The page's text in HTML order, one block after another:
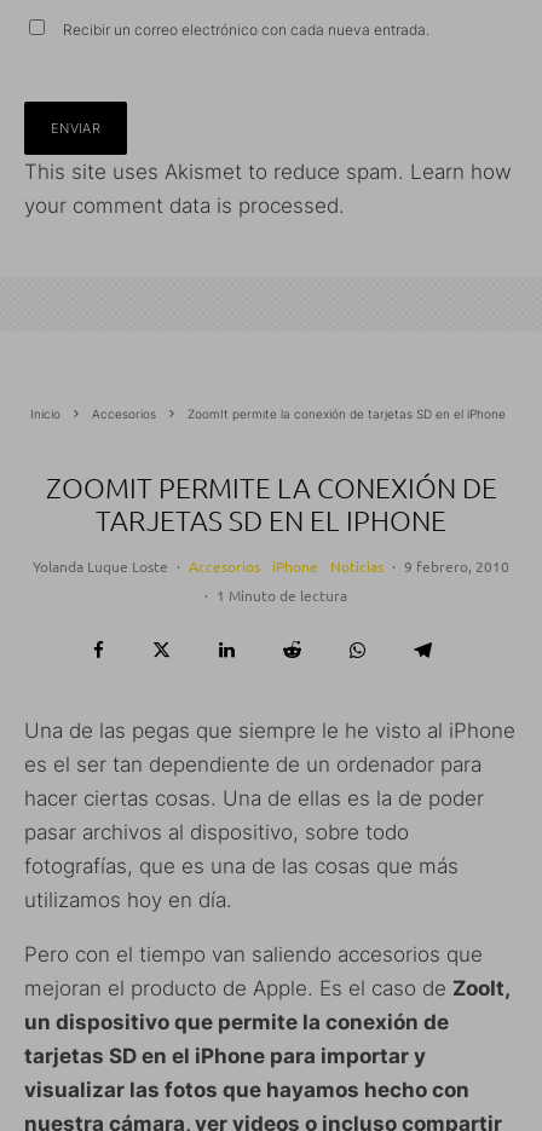
Recibir un correo electrónico con cada nueva entrada.
This site uses Akismet to reduce spam. Learn how
your comment data is processed.
Inicio Accesorios ZoomIt permite la conexión de tarjetas SD en el iPhone
ZOOMIT PERMITE LA CONEXIÓN DE
TARJETAS SD EN EL IPHONE
Yolanda Luque Loste · Accesorios iPhone Noticias · 9 febrero, 2010
· 1 Minuto de lectura
Una de las pegas que siempre le he visto al iPhone
es el ser tan dependiente de un ordenador para
hacer ciertas cosas. Una de ellas es la de poder
pasar archivos al dispositivo, sobre todo
fotografías, que es una de las cosas que más
utilizamos hoy en día.
Pero con el tiempo van saliendo accesorios que
mejoran el producto de Apple. Es el caso de ZooIt,
un dispositivo que permite la conexión de
tarjetas SD en el iPhone para importar y
visualizar las fotos que hayamos hecho con
nuestra cámara, ver videos o incluso compartir